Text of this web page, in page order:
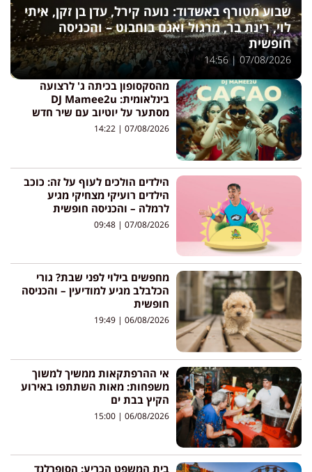
שבוע מטורף באשדוד: נועה קירל, עדן בן זקן, איתי
לוי, רינת בר, מרגול ואגם בוחבוט – והכניסה
חופשית
07/08/2026
מהסקסופון בכיתה ג' לרצועה
בינלאומית: DJ Mamee2u
מסתער על יוטיוב עם שיר חדש
07/08/2026
הילדים הולכים לעוף על זה: כוכב
הילדים רועיקי מצחיקי מגיע
לרמלה – והכניסה חופשית
07/08/2026
מחפשים בילוי לפני שבת? גורי
הכלבלב מגיע למודיעין – והכניסה
חופשית
06/08/2026
אי ההרפתקאות ממשיך למשוך
משפחות: מאות השתתפו באירוע
הקיץ בבת ים
06/08/2026
בית המשפט הכריע: הסופרלנד